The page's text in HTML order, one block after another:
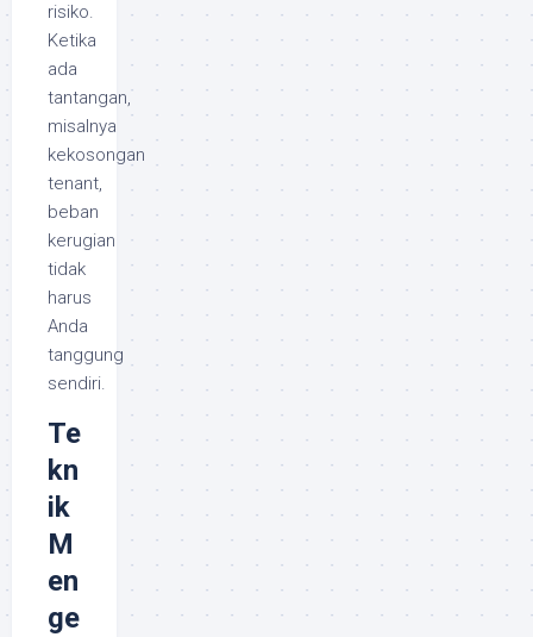
risiko.
Ketika
ada
tantangan,
misalnya
kekosongan
tenant,
beban
kerugian
tidak
harus
Anda
tanggung
sendiri.
Te
kn
ik
M
en
ge